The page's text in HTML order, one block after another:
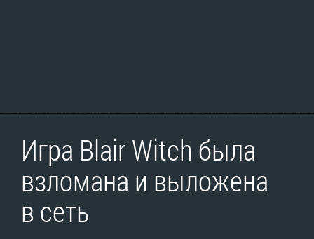
Игра Blair Witch была
взломана и выложена
в сеть